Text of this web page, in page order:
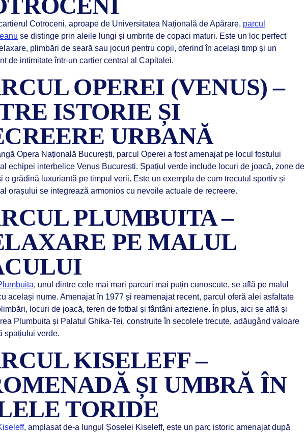
Cotroceni, aproape de Universitatea Națională de Apărare, parcul
se distinge prin aleile lungi și umbrite de copaci maturi. Este un loc perfect
plimbări de seară sau jocuri pentru copii, oferind în același timp și un
de intimitate într-un cartier central al Capitalei.
OPEREI (VENUS) –
ISTORIE ȘI
URBANĂ
Opera Națională București, parcul Operei a fost amenajat pe locul fostului
echipei interbelice Venus București. Spațiul verde include locuri de joacă, zone de
o grădină luxuriantă pe timpul verii. Este un exemplu de cum trecutul sportiv și
orașului se integrează armonios cu nevoile actuale de recreere.
PLUMBUITA –
PE MALUL
, unul dintre cele mai mari parcuri mai puțin cunoscute, se află pe malul
același nume. Amenajat în 1977 și reamenajat recent, parcul oferă alei asfaltate
locuri de joacă, teren de fotbal și fântâni arteziene. În plus, aici se află și
Plumbuita și Palatul Ghika-Tei, construite în secolele trecute, adăugând valoare
spațiului verde.
KISELEFF –
ȘI UMBRĂ ÎN
TORIDE
, amplasat de-a lungul Șoselei Kiseleff, este un parc istoric amenajat după